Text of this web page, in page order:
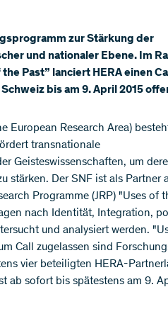
zur Stärkung der
und nationaler Ebene. Im
Past” lanciert HERA einen
bis am 9. April 2015
European Research Area)
transnationale
Geisteswissenschaften, um
stärken. Der SNF ist als Partner
Programme (JRP) "Uses of
nach Identität, Integration,
und analysiert werden.
Call zugelassen sind
vier beteiligten HERA-
ab sofort bis spätestens am 9.